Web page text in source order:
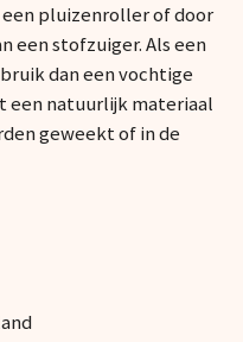
pluizenroller of door
een stofzuiger. Als een
dan een vochtige
een natuurlijk materiaal
geweekt of in de